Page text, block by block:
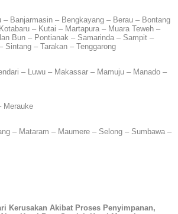
– Banjarmasin – Bengkayang – Berau – Bontang
– Kutai – Martapura – Muara Teweh –
Bun – Pontianak – Samarinda – Sampit –
Sintang – Tarakan – Tenggarong
– Luwu – Makassar – Mamuju – Manado –
Merauke
– Mataram – Maumere – Selong – Sumbawa –
Kerusakan Akibat Proses Penyimpanan,